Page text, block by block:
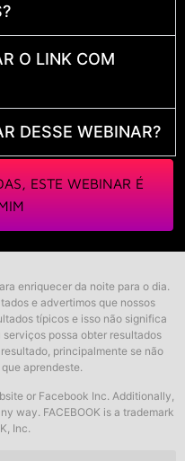
O LINK COM
DESSE WEBINAR?
ESTE WEBINAR É
enriquecer da noite para o dia.
e advertimos que nossos
típicos e isso não significa
possa obter resultados
principalmente se não
aprendeste.
or Facebook Inc. Additionally,
way. FACEBOOK is a trademark
Inc.